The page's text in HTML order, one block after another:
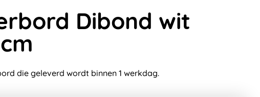
Dibond wit
die geleverd wordt binnen 1 werkdag.